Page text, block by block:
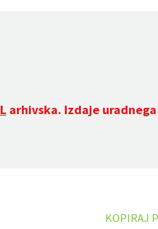
arhivska. Izdaje
KOPIRAJ